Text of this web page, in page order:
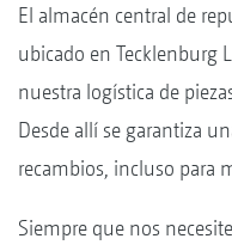
El almacén central de
ubicado en Tecklenburg
nuestra logística de
Desde allí se garantiza
recambios, incluso para
Siempre que nos